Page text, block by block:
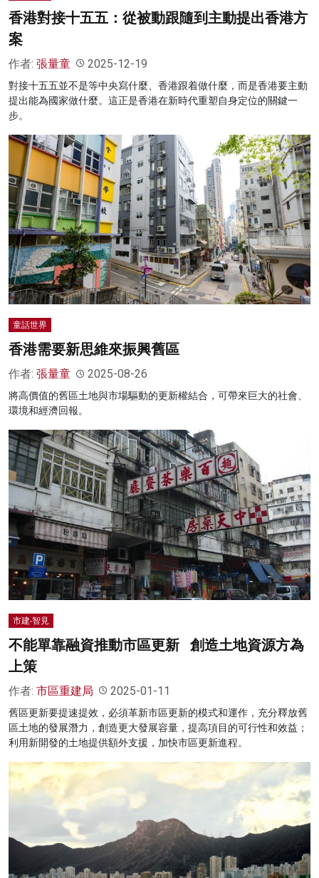
香港對接十五五：從被動跟隨到主動提出香港方
案
作者: 張量童 2025-12-19
對接十五五並不是等中央寫什麼、香港跟着做什麼，而是香港要主動
提出能為國家做什麼。這正是香港在新時代重塑自身定位的關鍵一
步。
童話世界
香港需要新思維來振興舊區
作者: 張量童 2025-08-26
將高價值的舊區土地與市場驅動的更新權結合，可帶來巨大的社會、
環境和經濟回報。
市建‧智見
不能單靠融資推動市區更新 創造土地資源方為
上策
作者: 市區重建局 2025-01-11
舊區更新要提速提效，必須革新市區更新的模式和運作，充分釋放舊
區土地的發展潛力，創造更大發展容量，提高項目的可行性和效益；
利用新開發的土地提供額外支援，加快市區更新進程。